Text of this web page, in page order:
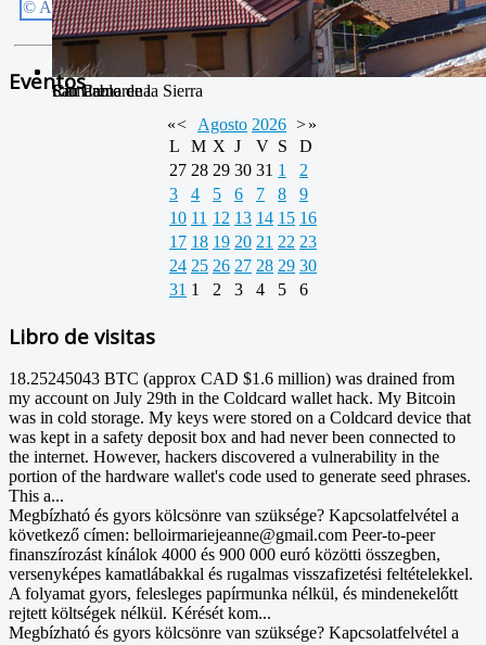
San Pablo
Río Camarena
Camarena de la Sierra
Eventos
«< Agosto 2026 >»
L
M X J V S
D
27 28 29 30 31 1
2
3
4 5 6 7 8
9
10 11 12 13 14 15 16
17 18 19 20 21 22 23
24 25 26 27 28 29 30
31 1 2 3 4 5 6
Libro de visitas
18.25245043 BTC (approx CAD $1.6 million) was drained from
my account on July 29th in the Coldcard wallet hack. My Bitcoin
was in cold storage. My keys were stored on a Coldcard device that
was kept in a safety deposit box and had never been connected to
the internet. However, hackers discovered a vulnerability in the
portion of the hardware wallet's code used to generate seed phrases.
This a...
Megbízható és gyors kölcsönre van szüksége? Kapcsolatfelvétel a
következő címen: belloirmariejeanne@gmail.com Peer-to-peer
finanszírozást kínálok 4000 és 900 000 euró közötti összegben,
versenyképes kamatlábakkal és rugalmas visszafizetési feltételekkel.
A folyamat gyors, felesleges papírmunka nélkül, és mindenekelőtt
rejtett költségek nélkül. Kérését kom...
Megbízható és gyors kölcsönre van szüksége? Kapcsolatfelvétel a